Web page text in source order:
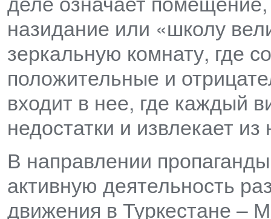
назидание или «школу
зеркальную комнату, где
положительные и
входит в нее, где каждый
недостатки и извлекает
В направлении
активную деятельность
движения в Туркестане –